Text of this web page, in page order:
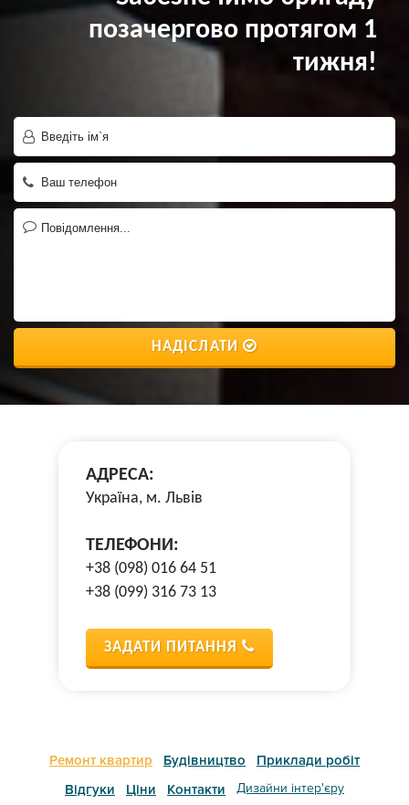
позачергово протягом 1
тижня!
НАДІСЛАТИ
АДРЕСА:
Україна, м. Львів
ТЕЛЕФОНИ:
+38 (098) 016 64 51
+38 (099) 316 73 13
ЗАДАТИ ПИТАННЯ
Ремонт квартир Будівництво
Приклади робіт
Відгуки
Ціни Контакти Дизайни інтер'єру